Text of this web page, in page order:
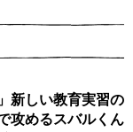
新しい教育実習の
攻めるスバルくん